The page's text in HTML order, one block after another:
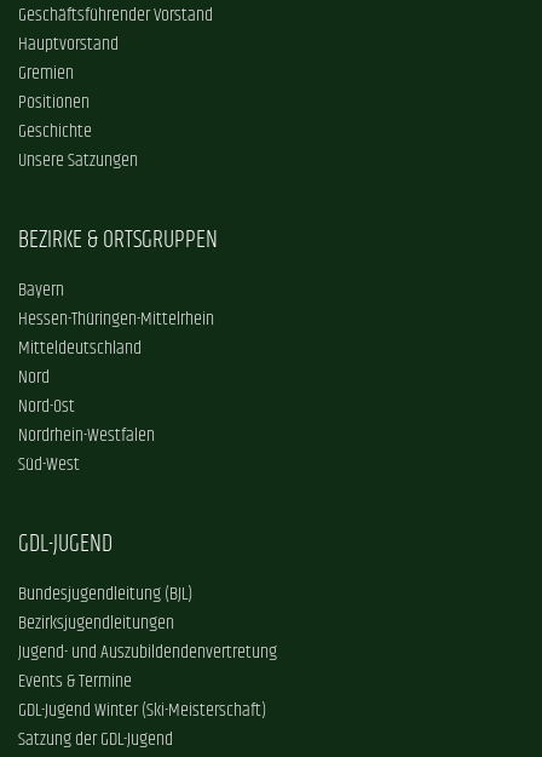
Geschäftsführender Vorstand
Hauptvorstand
Gremien
Positionen
Geschichte
Unsere Satzungen
BEZIRKE & ORTSGRUPPEN
Bayern
Hessen-Thüringen-Mittelrhein
Mitteldeutschland
Nord
Nord-Ost
Nordrhein-Westfalen
Süd-West
GDL-JUGEND
Bundesjugendleitung (BJL)
Bezirksjugendleitungen
Jugend- und Auszubildendenvertretung
Events & Termine
GDL-Jugend Winter (Ski-Meisterschaft)
Satzung der GDL-Jugend